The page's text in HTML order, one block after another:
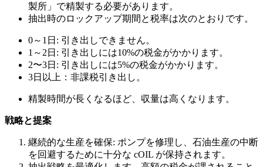
製所」で精製する必要があります。
抽出時のロックアップ期間と税率は次のとおりです。
0～1日: 引き出しできません。
1～2日: 引き出しには10%の税金がかかります。
2〜3日: 引き出しには5%の税金がかかります。
3日以上：非課税引き出し。
精製時間が長くなるほど、収量は高くなります。
戦略と提案
継続的な生産を確保: ポンプを修理し、石油生産の中断
を回避するために十分な cOIL が保持されます。